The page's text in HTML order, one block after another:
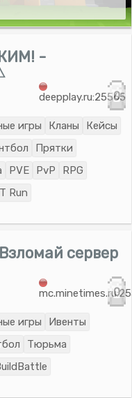
-
deepplay.ru:25565
0
игры Кланы
Кейсы
Прятки
PVE PvP
RPG
Run
сервер
0
игры
Ивенты
Тюрьма